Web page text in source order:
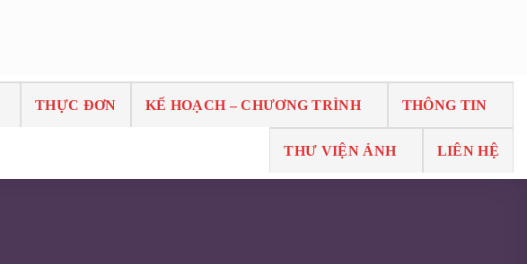
THỰC ĐƠN KẾ HOẠCH – CHƯƠNG TRÌNH THÔNG TIN
THƯ VIỆN ẢNH LIÊN HỆ